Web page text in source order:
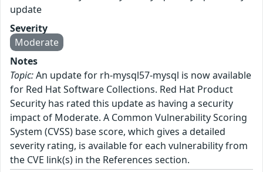
update
Severity
Moderate
Notes
Topic:An update for rh-mysql57-mysql is now available
for Red Hat Software Collections. Red Hat Product
Security has rated this update as having a security
impact of Moderate. A Common Vulnerability Scoring
System (CVSS) base score, which gives a detailed
severity rating, is available for each vulnerability from
the CVE link(s) in the References section.